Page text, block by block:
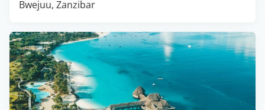
Bwejuu, Zanzibar